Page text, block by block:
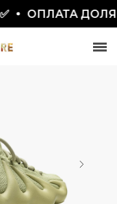
ОПЛАТА